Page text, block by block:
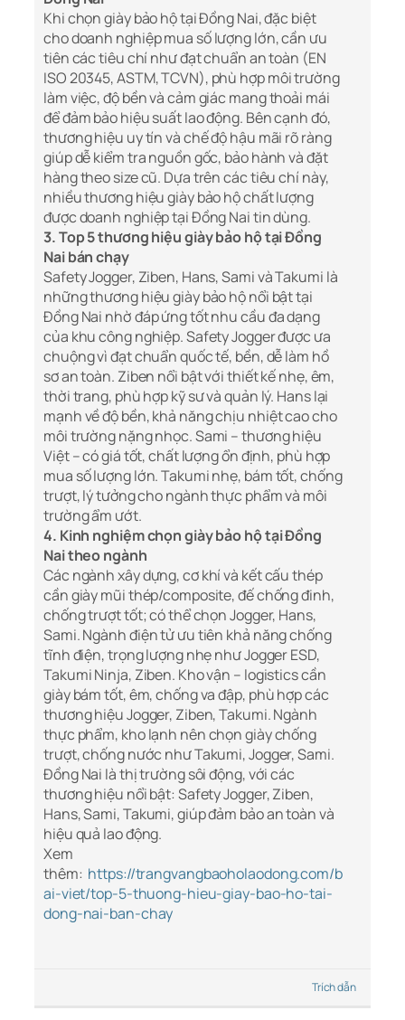
Khi chọn giày bảo hộ tại Đồng Nai, đặc biệt
cho doanh nghiệp mua số lượng lớn, cần ưu
tiên các tiêu chí như đạt chuẩn an toàn (EN
ISO 20345, ASTM, TCVN), phù hợp môi trường
làm việc, độ bền và cảm giác mang thoải mái
để đảm bảo hiệu suất lao động. Bên cạnh đó,
thương hiệu uy tín và chế độ hậu mãi rõ ràng
giúp dễ kiểm tra nguồn gốc, bảo hành và đặt
hàng theo size cũ. Dựa trên các tiêu chí này,
nhiều thương hiệu giày bảo hộ chất lượng
được doanh nghiệp tại Đồng Nai tin dùng.
3. Top 5 thương hiệu giày bảo hộ tại Đồng
Nai bán chạy
Safety Jogger, Ziben, Hans, Sami và Takumi là
những thương hiệu giày bảo hộ nổi bật tại
Đồng Nai nhờ đáp ứng tốt nhu cầu đa dạng
của khu công nghiệp. Safety Jogger được ưa
chuộng vì đạt chuẩn quốc tế, bền, dễ làm hồ
sơ an toàn. Ziben nổi bật với thiết kế nhẹ, êm,
thời trang, phù hợp kỹ sư và quản lý. Hans lại
mạnh về độ bền, khả năng chịu nhiệt cao cho
môi trường nặng nhọc. Sami – thương hiệu
Việt – có giá tốt, chất lượng ổn định, phù hợp
mua số lượng lớn. Takumi nhẹ, bám tốt, chống
trượt, lý tưởng cho ngành thực phẩm và môi
trường ẩm ướt.
4. Kinh nghiệm chọn giày bảo hộ tại Đồng
Nai theo ngành
Các ngành xây dựng, cơ khí và kết cấu thép
cần giày mũi thép/composite, đế chống đinh,
chống trượt tốt; có thể chọn Jogger, Hans,
Sami. Ngành điện tử ưu tiên khả năng chống
tĩnh điện, trọng lượng nhẹ như Jogger ESD,
Takumi Ninja, Ziben. Kho vận – logistics cần
giày bám tốt, êm, chống va đập, phù hợp các
thương hiệu Jogger, Ziben, Takumi. Ngành
thực phẩm, kho lạnh nên chọn giày chống
trượt, chống nước như Takumi, Jogger, Sami.
Đồng Nai là thị trường sôi động, với các
thương hiệu nổi bật: Safety Jogger, Ziben,
Hans, Sami, Takumi, giúp đảm bảo an toàn và
hiệu quả lao động.
Xem
thêm: https://trangvangbaoholaodong.com/b
ai-viet/top-5-thuong-hieu-giay-bao-ho-tai-
dong-nai-ban-chay
Trích dẫn